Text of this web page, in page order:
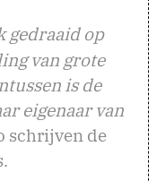
gedraaid op
van grote
is de
eigenaar van
schrijven de